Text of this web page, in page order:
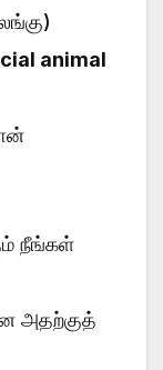
animal
நீங்கள்
அதற்குத்